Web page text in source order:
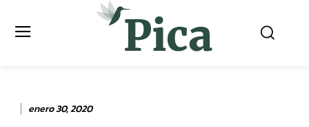
enero 30, 2020